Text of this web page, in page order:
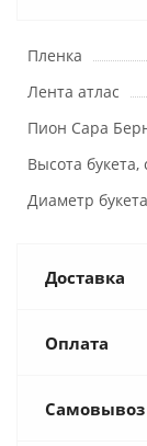
Пленка
Лента атлас
Пион Сара
Высота букета,
Диаметр букета
Доставка
Оплата
Самовывоз